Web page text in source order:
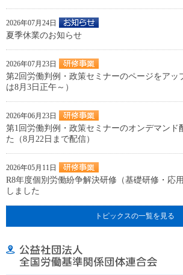
2026年07月24日
夏季休業のお知らせ
2026年07月23日
第2回労働判例・政策セミナーのページをアッ
は8月3日正午～）
2026年06月23日
第1回労働判例・政策セミナーのオンデマンド
た（8月22日まで配信）
2026年05月11日
R8年度個別労働紛争解決研修（基礎研修・応
しました
トピックスの一覧を見る